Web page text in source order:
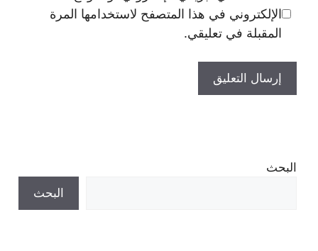
الإلكتروني في هذا المتصفح لاستخدامها المرة
المقبلة في تعليقي.
البحث
البحث